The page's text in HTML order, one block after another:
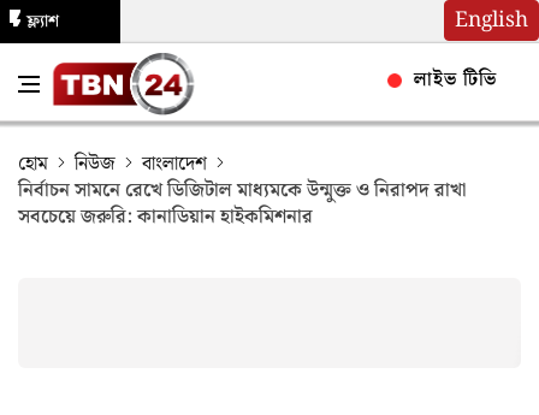
English
ফ্ল্যাশ
লাইভ টিভি
হোম নিউজ
বাংলাদেশ
নির্বাচন সামনে রেখে ডিজিটাল মাধ্যমকে উন্মুক্ত ও নিরাপদ রাখা
সবচেয়ে জরুরি: কানাডিয়ান হাইকমিশনার